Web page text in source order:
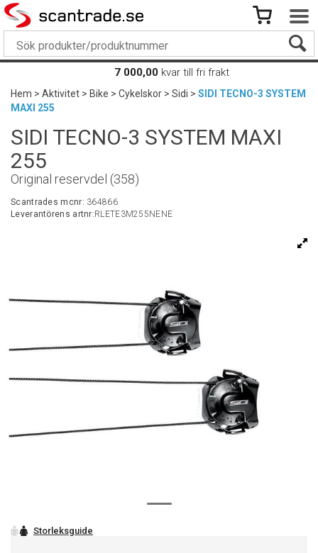
7 000,00 kvar till fri frakt
Hem>Aktivitet>Bike>Cykelskor>Sidi>SIDI TECNO-3 SYSTEM
MAXI 255
SIDI TECNO-3 SYSTEM MAXI
255
Original reservdel (358)
Scantrades mcnr: 364866
Leverantörens artnr:RLETE3M255NENE